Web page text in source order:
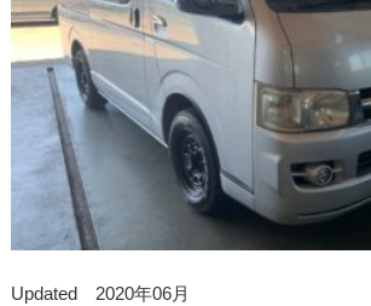
Updated 2020年06月